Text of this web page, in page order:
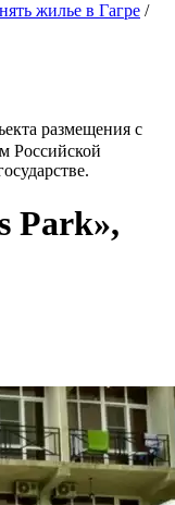
жилье в Гагре /
размещения с
Российской
Park»,